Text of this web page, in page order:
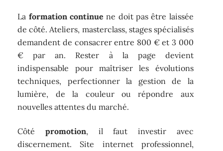
La formation continue ne doit pas être laissée
de côté. Ateliers, masterclass, stages spécialisés
demandent de consacrer entre 800 € et 3 000
€ par an. Rester à la page devient
indispensable pour maîtriser les évolutions
techniques, perfectionner la gestion de la
lumière, de la couleur ou répondre aux
nouvelles attentes du marché.
Côtépromotion, il faut investir avec
discernement. Site internet professionnel,